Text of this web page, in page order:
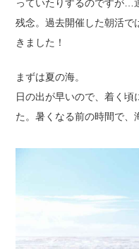
っていたりするのですが…
残念。過去開催した朝活で
きました！
まずは夏の海。
日の出が早いので、着く頃
た。暑くなる前の時間で、